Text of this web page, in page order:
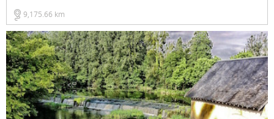
9,175.66 km